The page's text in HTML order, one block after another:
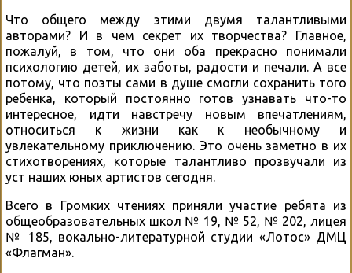
Что общего между этими двумя талантливыми
авторами? И в чем секрет их творчества? Главное,
пожалуй, в том, что они оба прекрасно понимали
психологию детей, их заботы, радости и печали. А все
потому, что поэты сами в душе смогли сохранить того
ребенка, который постоянно готов узнавать что-то
интересное, идти навстречу новым впечатлениям,
относиться к жизни как к необычному и
увлекательному приключению. Это очень заметно в их
стихотворениях, которые талантливо прозвучали из
уст наших юных артистов сегодня.
Всего в Громких чтениях приняли участие ребята из
общеобразовательных школ № 19, № 52, № 202, лицея
№ 185, вокально-литературной студии «Лотос» ДМЦ
«Флагман».